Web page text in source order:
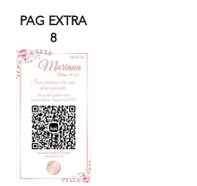
PAG EXTRA
8